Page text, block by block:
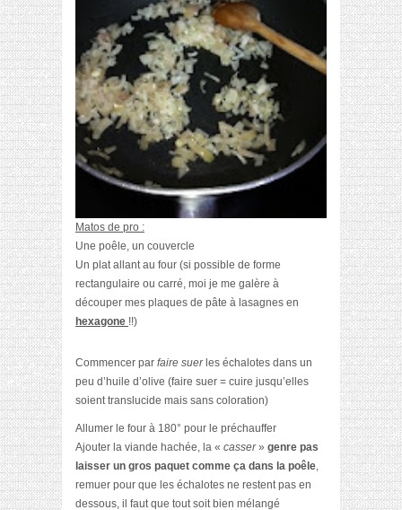
Matos de pro :
Une poêle, un couvercle
Un plat allant au four (si possible de forme
rectangulaire ou carré, moi je me galère à
découper mes plaques de pâte à lasagnes en
hexagone !!)
Commencer par faire suerles échalotes dans un
peu d’huile d’olive (faire suer = cuire jusqu’elles
soient translucide mais sans coloration)
Allumer le four à 180° pour le préchauffer
Ajouter la viande hachée, la « casser» genre pas
laisser un gros paquet comme ça dans la poêle
remuer pour que les échalotes ne restent pas en
dessous, il faut que tout soit bien mélangé